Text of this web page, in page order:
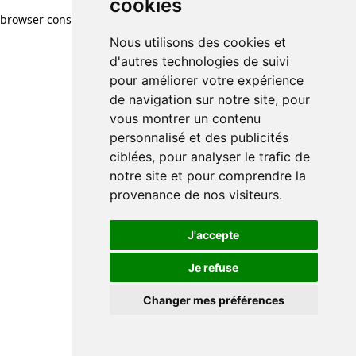
cookies
Nous utilisons des cookies et
d'autres technologies de suivi
pour améliorer votre expérience
de navigation sur notre site, pour
vous montrer un contenu
personnalisé et des publicités
ciblées, pour analyser le trafic de
notre site et pour comprendre la
provenance de nos visiteurs.
J'accepte
Je refuse
Changer mes préférences
browser console for more information)